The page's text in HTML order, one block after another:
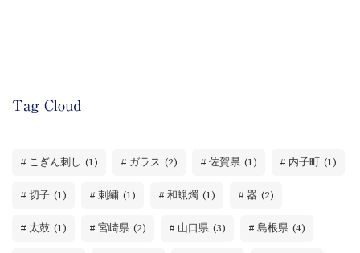
Tag Cloud
こぎん刺し (1) ガラス (2) 佐賀県 (1) 内子町 (1)
切子 (1) 刺繍 (1) 和蝋燭 (1) 器 (2)
太鼓 (1) 宮崎県 (2) 山口県 (3) 島根県 (4)